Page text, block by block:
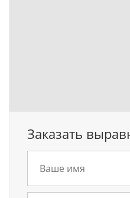
Заказать